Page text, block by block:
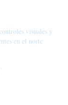
visuales y
en el norte